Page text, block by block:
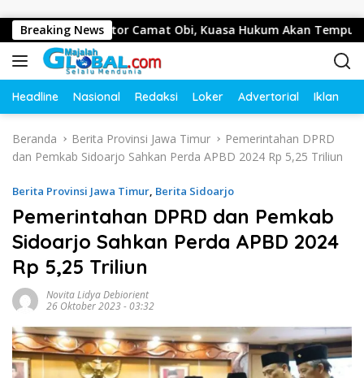
Breaking News
di Kantor Camat Obi, Kuasa Hukum Akan Tempuh Jalur
Headline Nasional Redaksi Loker Advertorial Iklan
Beranda Berita Provinsi Jawa Timur
Pemerintahan DPRD
dan Pemkab Sidoarjo Sahkan Perda APBD 2024 Rp 5,25 Triliun
Berita Provinsi Jawa Timur, Berita Sidoarjo
Pemerintahan DPRD dan Pemkab
Sidoarjo Sahkan Perda APBD 2024
Rp 5,25 Triliun
Novita Lidya Debiorient
26 Oktober 2023 - 03:32